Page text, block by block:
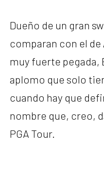
Dueño de un gran
comparan con el de
muy fuerte pegada,
aplomo que solo
cuando hay que
nombre que, creo,
PGA Tour.